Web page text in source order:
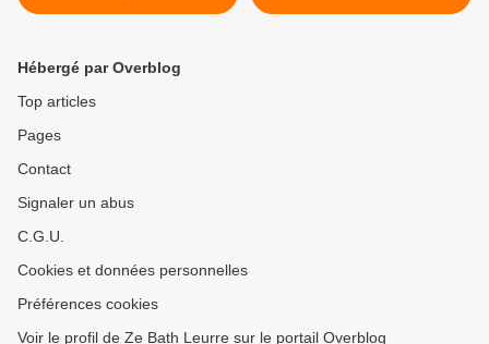
Hébergé par Overblog
Top articles
Pages
Contact
Signaler un abus
C.G.U.
Cookies et données personnelles
Préférences cookies
Voir le profil de Ze Bath Leurre sur le portail Overblog